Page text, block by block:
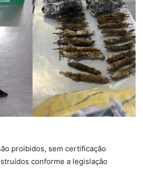
proibidos, sem certificação
conforme a legislação